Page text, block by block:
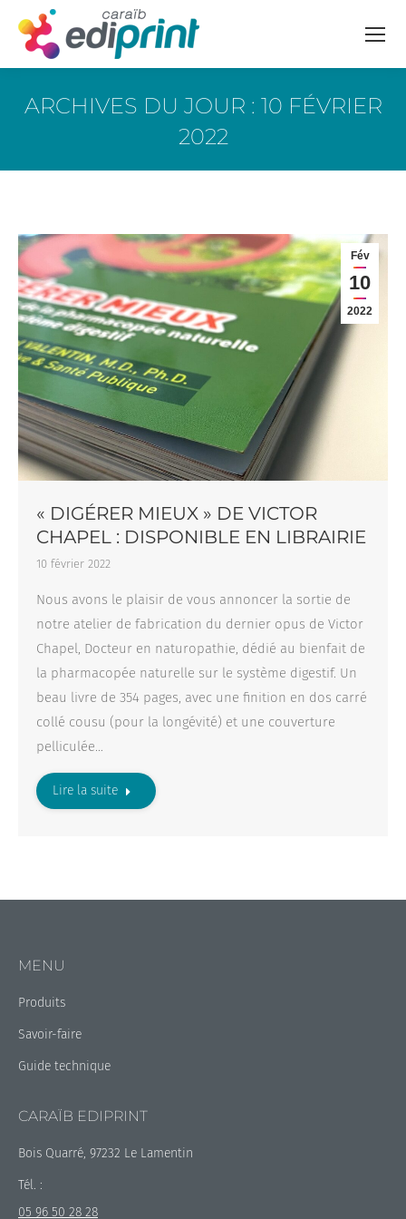
ARCHIVES DU JOUR : 10 FÉVRIER
2022
Fév
10
2022
« DIGÉRER MIEUX » DE VICTOR
CHAPEL : DISPONIBLE EN LIBRAIRIE
10 février 2022
Nous avons le plaisir de vous annoncer la sortie de
notre atelier de fabrication du dernier opus de Victor
Chapel, Docteur en naturopathie, dédié au bienfait de
la pharmacopée naturelle sur le système digestif. Un
beau livre de 354 pages, avec une finition en dos carré
collé cousu (pour la longévité) et une couverture
pelliculée…
Lire la suite
MENU
Produits
Savoir-faire
Guide technique
CARAÏB EDIPRINT
Bois Quarré, 97232 Le Lamentin
Tél. :
05 96 50 28 28